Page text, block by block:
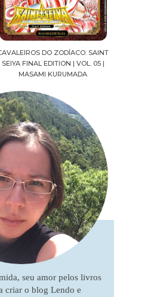
OF WAR AND SHADOW |
J.R.WARD #RESENHA
seu amor pelos livros
criar o blog Lendo e